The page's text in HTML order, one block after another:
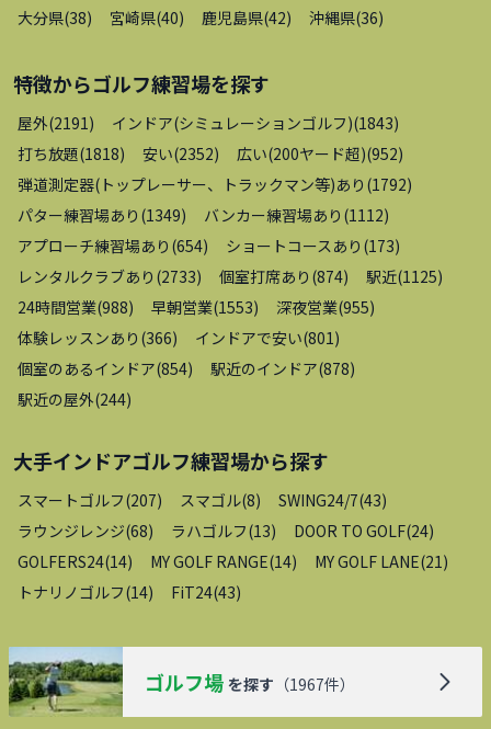
大分県(38) 宮崎県(40) 鹿児島県(42) 沖縄県(36)
特徴からゴルフ練習場を探す
屋外(2191 ) インドア(シミュレーションゴルフ)(1843)
打ち放題(1818) 安い(2352) 広い(200ヤード超)(952)
弾道測定器(トップレーサー、トラックマン等)あり (1792)
パター練習場あり (1349) バンカー練習場あり (1112)
アプローチ練習場あり (654) ショートコースあり (173)
レンタルクラブあり (2733) 個室打席あり (874) 駅近(1125)
24時間営業(988) 早朝営業(1553) 深夜営業(955)
体験レッスンあり (366) インドアで安い(801 )
個室のあるインドア(854) 駅近のインドア(878)
駅近の屋外(244)
大手インドアゴルフ練習場から探す
スマートゴルフ(207) スマゴル(8) SWING24/7(43)
ラウンジレンジ(68) ラハゴルフ(13) DOOR TO GOLF(24)
GOLFERS24(14) MY GOLF RANGE(14) MY GOLF LANE(21 )
トナリノゴルフ(14) FiT24(43)
ゴルフ場 を探す （1967件）